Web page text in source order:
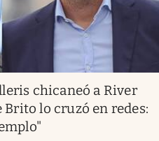
chicaneó a River
Brito lo cruzó en redes: